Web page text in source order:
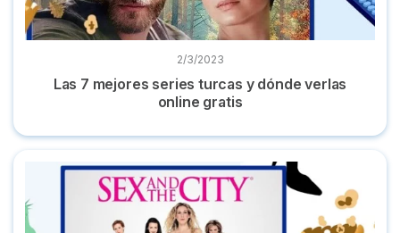
2/3/2023
Las 7 mejores series turcas y dónde verlas
online gratis
Dónde ver 'Sexo en Nueva York' online la serie completa